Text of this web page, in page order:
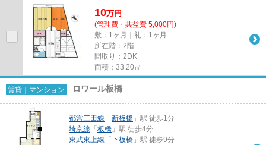
10万円
(管理費・共益費 5,000円)
敷：1ヶ月｜礼：1ヶ月
所在階：2階
間取り：2DK
面積：33.20㎡
賃貸｜マンション ロワール板橋
都営三田線 「 新板橋 」駅 徒歩1分
埼京線 「 板橋 」駅 徒歩4分
東武東上線 「 下板橋 」駅 徒歩9分